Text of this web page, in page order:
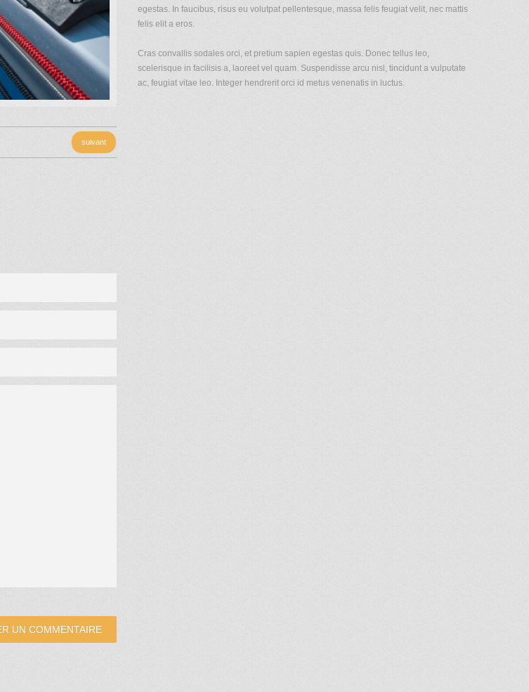
suivant
egestas. In faucibus, risus eu volutpat pellentesque, massa felis feugiat velit, nec mattis
felis elit a eros.
Cras convallis sodales orci, et pretium sapien egestas quis. Donec tellus leo,
scelerisque in facilisis a, laoreet vel quam. Suspendisse arcu nisl, tincidunt a vulputate
ac, feugiat vitae leo. Integer hendrerit orci id metus venenatis in luctus.